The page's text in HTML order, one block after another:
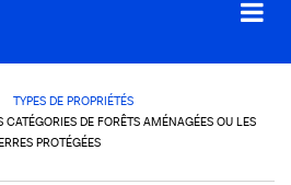
TYPES DE PROPRIÉTÉS
CATÉGORIES DE FORÊTS AMÉNAGÉES OU LES
PROTÉGÉES